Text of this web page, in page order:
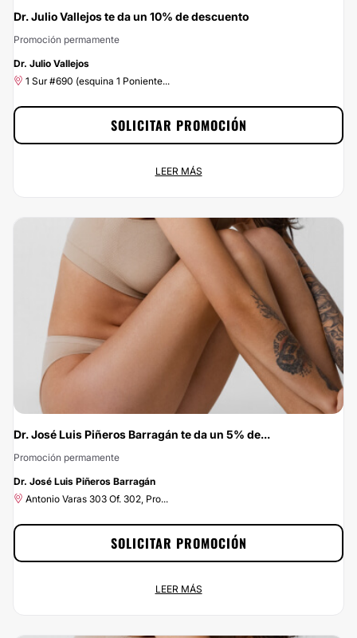
-10%
Dr. Julio Vallejos te da un 10% de descuento
Promoción permamente
Dr. Julio Vallejos
1 Sur #690 (esquina 1 Poniente...
Ahora tienes un 10% de descuento al realizarte cualquier tratamiento de Dr.
Julio Vallejos. Consigue esta gran oportunidad solicitando la promoción, a tu
alcance en un par de clics : ¡ahorrar nunca ha sido tan fácil y rápido!
SOLICITAR PROMOCIÓN
LEER MÁS
-5%
Dr. José Luis Piñeros Barragán te da un 5% de...
Promoción permamente
Dr. José Luis Piñeros Barragán
Antonio Varas 303 Of. 302, Pro...
SOLICITAR PROMOCIÓN
LEER MÁS